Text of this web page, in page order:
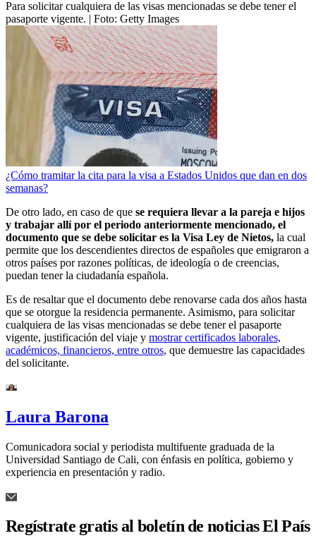
Para solicitar cualquiera de las visas mencionadas se debe tener el
pasaporte vigente. | Foto: Getty Images
¿Cómo tramitar la cita para la visa a Estados Unidos que dan en dos
semanas?
De otro lado, en caso de que se requiera llevar a la pareja e hijos
y trabajar allí por el periodo anteriormente mencionado, el
documento que se debe solicitar es la Visa Ley de Nietos, la cual
permite que los descendientes directos de españoles que emigraron a
otros países por razones políticas, de ideología o de creencias,
puedan tener la ciudadanía española.
Es de resaltar que el documento debe renovarse cada dos años hasta
que se otorgue la residencia permanente. Asimismo, para solicitar
cualquiera de las visas mencionadas se debe tener el pasaporte
vigente, justificación del viaje y mostrar certificados laborales,
académicos, financieros, entre otros, que demuestre las capacidades
del solicitante.
Laura Barona
Comunicadora social y periodista multifuente graduada de la
Universidad Santiago de Cali, con énfasis en política, gobierno y
experiencia en presentación y radio.
Regístrate gratis al boletín de noticias El País